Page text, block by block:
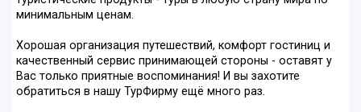
минимальным ценам.
Хорошая организация путешествий, комфорт гостиниц и
качественный сервис принимающей стороны - оставят у
Вас только приятные воспоминания! И вы захотите
обратиться в нашу ТурФирму ещё много раз.